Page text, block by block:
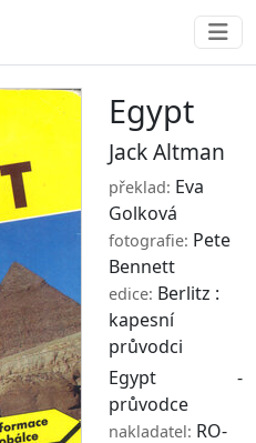
Egypt
Jack Altman
překlad: Eva
Golková
fotografie: Pete
Bennett
edice: Berlitz :
kapesní
průvodci
Egypt -
průvodce
nakladatel: RO-